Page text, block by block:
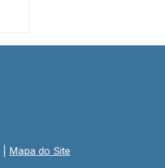
Mapa do Site